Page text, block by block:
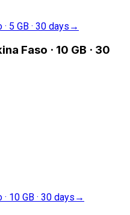
5 GB · 30 days →
Faso · 10 GB · 30
10 GB · 30 days →